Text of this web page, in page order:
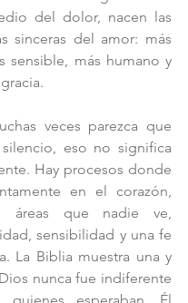
del dolor, nacen las
sinceras del amor: más
sensible, más humano y
veces parezca que
eso no significa
Hay procesos donde
en el corazón,
áreas que nadie ve,
sensibilidad y una fe
La Biblia muestra una y
nunca fue indiferente